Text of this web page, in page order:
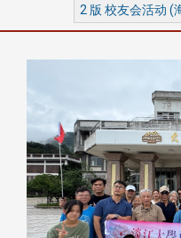
2 版 校友会活动 (